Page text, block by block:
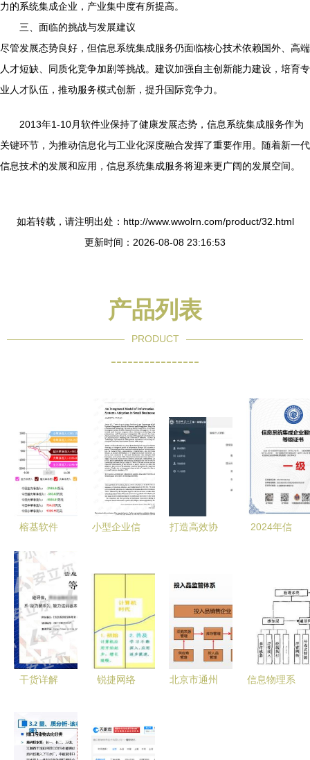
力的系统集成企业，产业集中度有所提高。
三、面临的挑战与发展建议
尽管发展态势良好，但信息系统集成服务仍面临核心技术依赖国外、高端
人才短缺、同质化竞争加剧等挑战。建议加强自主创新能力建设，培育专
业人才队伍，推动服务模式创新，提升国际竞争力。
2013年1-10月软件业保持了健康发展态势，信息系统集成服务作为
关键环节，为推动信息化与工业化深度融合发挥了重要作用。随着新一代
信息技术的发展和应用，信息系统集成服务将迎来更广阔的发展空间。
如若转载，请注明出处：http://www.wwolrn.com/product/32.html
更新时间：2026-08-08 23:16:53
产品列表
PRODUCT
----------------
榕基软件
域的隐形王
者，低估值
下蕴藏暴涨
潜力
小型企业信
与实施服务
探析
打造高效协
式服务大厅
信息系统集
成服务解析
2024年信
力等级资质
证书申请全
攻略
干货详解
统集成及服
务能力资质
锐捷网络
能制造业数
北京市通州
信息物理系